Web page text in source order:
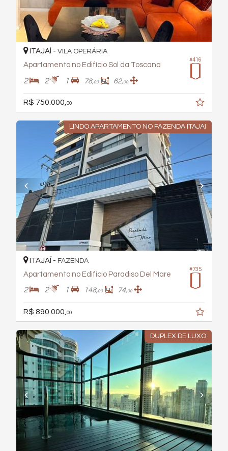
#416
ITAJAÍ - VILA OPERÁRIA
Apartamento no Edifício Sol da Toscana
2 2 1 78,00 62,00
R$ 750.000,00
LINDO APARTAMENTO NO FAZENDA ITAJAI
#735
ITAJAÍ - FAZENDA
Apartamento no Edifício Paradiso Del Mare
2 2 1 148,00 74,00
R$ 890.000, 00
DUPLEX DE LUXO